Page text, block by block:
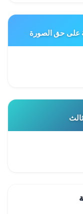
على حق الصورة